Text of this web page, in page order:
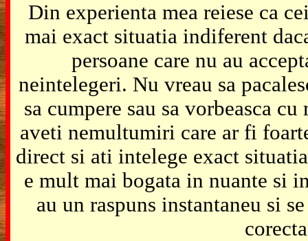
Din experienta mea reiese ca
mai exact situatia indiferent
persoane care nu au
neintelegeri. Nu vreau sa
sa cumpere sau sa vorbeasca
aveti nemultumiri care ar fi
direct si ati intelege exact
e mult mai bogata in nuante si
au un raspuns instantaneu si